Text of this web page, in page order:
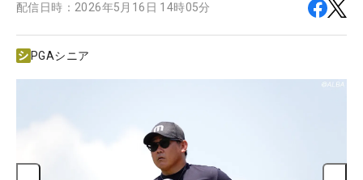
配信日時： 2026年5月16日 14時05分
PGAシニア